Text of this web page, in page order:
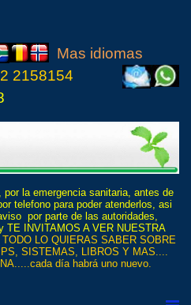
Mas idiomas
2158154
la emergencia sanitaria, antes de
telefono para poder atenderlos, asi
por parte de las autoridades,
TE INVITAMOS A VER NUESTRA
TODO LO QUIERAS SABER SOBRE
SISTEMAS, LIBROS Y MAS....
día habrá uno nuevo.